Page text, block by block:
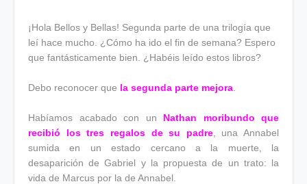
¡Hola Bellos y Bellas! Segunda parte de una trilogía que
leí hace mucho. ¿Cómo ha ido el fin de semana? Espero
que fantásticamente bien. ¿Habéis leído estos libros?
Debo reconocer que la segunda parte mejora
Habíamos acabado con un Nathan moribundo que
recibió los tres regalos de su padre, una Annabel
sumida en un estado cercano a la muerte, la
desaparición de Gabriel y la propuesta de un trato: la
vida de Marcus por la de Annabel.